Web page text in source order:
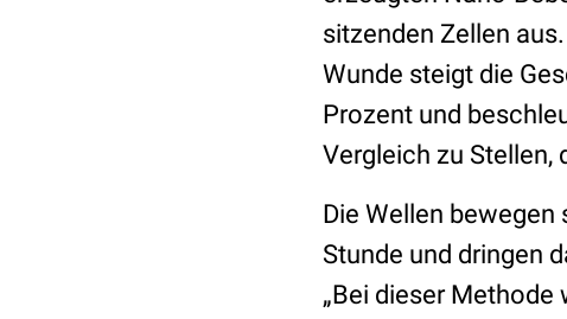
sitzenden Zellen
Wunde steigt die
Prozent und
Vergleich zu Stellen,
Die Wellen
Stunde und dringen
„Bei dieser Methode